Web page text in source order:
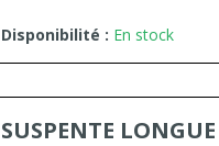
Disponibilité : En stock
SUSPENTE